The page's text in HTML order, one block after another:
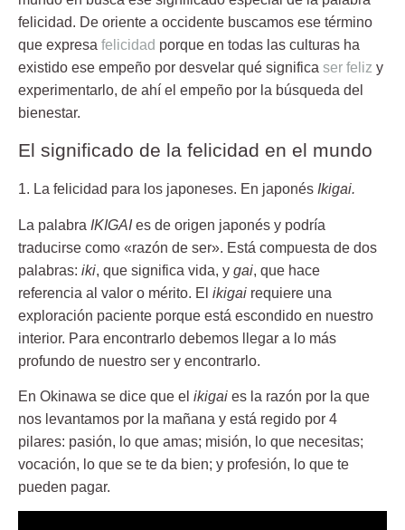
felicidad. De oriente a occidente buscamos ese término
que expresa felicidad porque en todas las culturas ha
existido ese empeño por desvelar qué significa ser feliz y
experimentarlo, de ahí el empeño por la búsqueda del
bienestar.
El significado de la felicidad en el mundo
1. La felicidad para los japoneses. En japonés Ikigai.
La palabra IKIGAIes de origen japonés y podría
traducirse como «razón de ser». Está compuesta de dos
palabras: iki, que significa vida, y gai, que hace
referencia al valor o mérito. El ikigai requiere una
exploración paciente porque está escondido en nuestro
interior. Para encontrarlo debemos llegar a lo más
profundo de nuestro ser y encontrarlo.
En Okinawa se dice que el ikigai es la razón por la que
nos levantamos por la mañana y está regido por 4
pilares: pasión, lo que amas; misión, lo que necesitas;
vocación, lo que se te da bien; y profesión, lo que te
pueden pagar.